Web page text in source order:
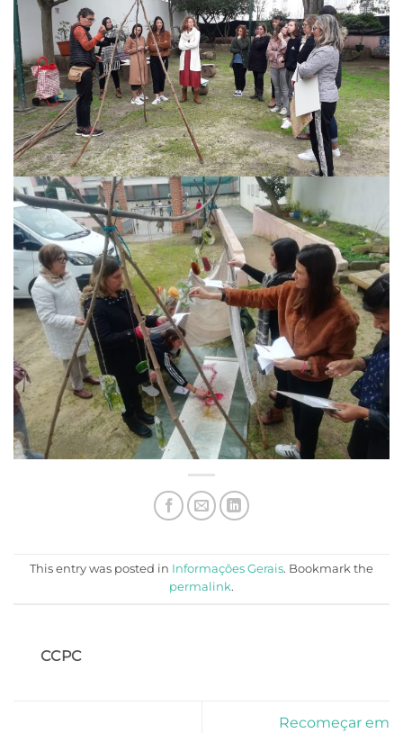
This entry was posted in Informações Gerais. Bookmark the
permalink.
CCPC
Recomeçar em